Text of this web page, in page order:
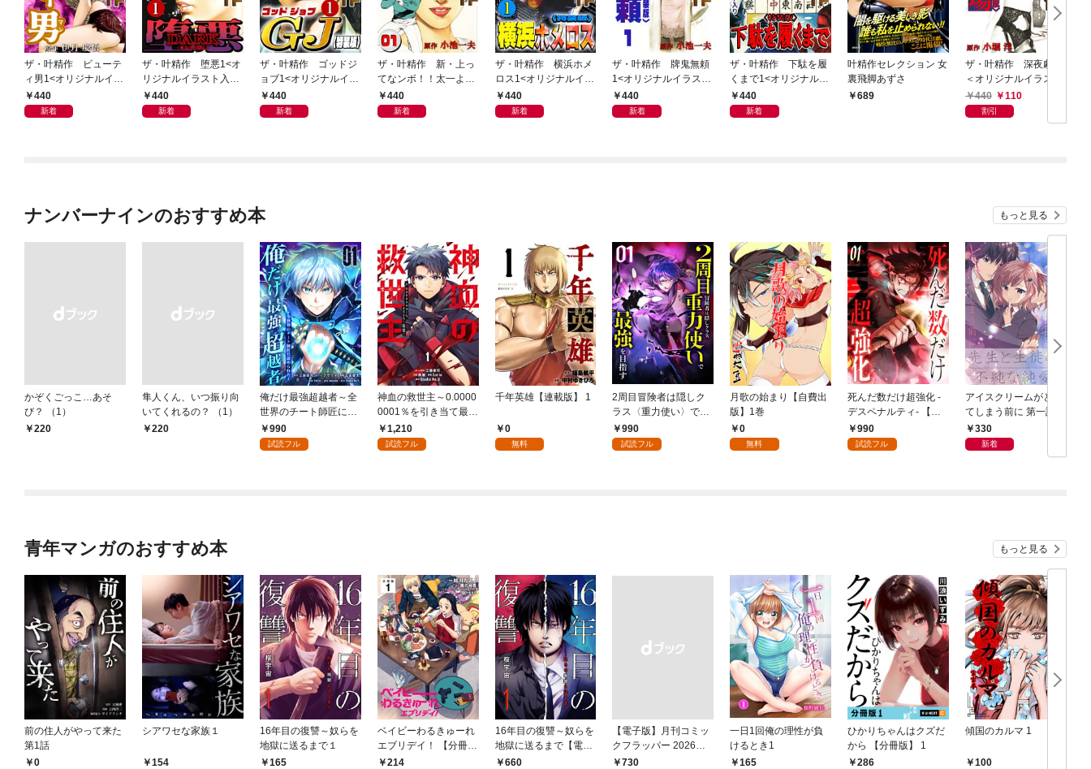
ザ・叶精作 ビューテ
ィ男1<オリジナルイラ
スト入り特装版>
440
新着
ザ・叶精作 堕悪1<オ
リジナルイラスト入り
特装版>
440
新着
ザ・叶精作 ゴッドジ
ョブ1<オリジナルイラ
スト入り特装版>
440
新着
ザ・叶精作 新・上っ
てなンボ！！太一よ泣
くな1<特装版>
440
新着
ザ・叶精作 横浜ホメ
ロス1<オリジナルイラ
スト入り特装版>
440
新着
ザ・叶精作 牌鬼無頼
1<オリジナルイラスト
入り特装版>
440
新着
ザ・叶精作 下駄を履
くまで1<オリジナルイ
ラスト入り特装版>
440
新着
叶精作セレクション 女
裏飛脚あずさ
689
ザ・叶精作 深夜劇場
＜オリジナルイラスト
入り特装版＞
440 110
割引
ナンバーナインのおすすめ本 もっと見る
かぞくごっこ…あそ
び？ （1）
￥220
隼人くん、いつ振り向
いてくれるの？ （1）
￥220
俺だけ最強超越者～全
世界のチート師匠に認
められた～【単行本】
（１）
990
試読フル
神血の救世主～0.0000
0001％を引き当て最強
へ～【電子書籍特典
付】（１）
1,210
試読フル
千年英雄【連載版】 1
0
無料
2周目冒険者は隠しク
ラス〈重力使い〉で最
強を目指す 【コミッ
ク】 （1）
990
試読フル
月歌の始まり【自費出
版】1巻
0
無料
死んだ数だけ超強化 -
デスペナルティ- 【コ
ミック】 （1）
990
試読フル
アイスクリームがとけ
てしまう前に 第一話
ライツカメラアクショ
ン
330
新着
青年マンガのおすすめ本 もっと見る
前の住人がやって来た
第1話
0
シアワセな家族１
154
16年目の復讐～奴らを
地獄に送るまで１
165
ベイビーわるきゅーれ
エブリデイ！ 【分冊
版】 1
214
16年目の復讐～奴らを
地獄に送るまで【電子
単行本版】１
660
【電子版】月刊コミッ
クフラッパー 2026年9
月号
￥730
一日1回俺の理性が負
けるとき1
165
ひかりちゃんはクズだ
から 【分冊版】 1
286
傾国のカルマ 1
100